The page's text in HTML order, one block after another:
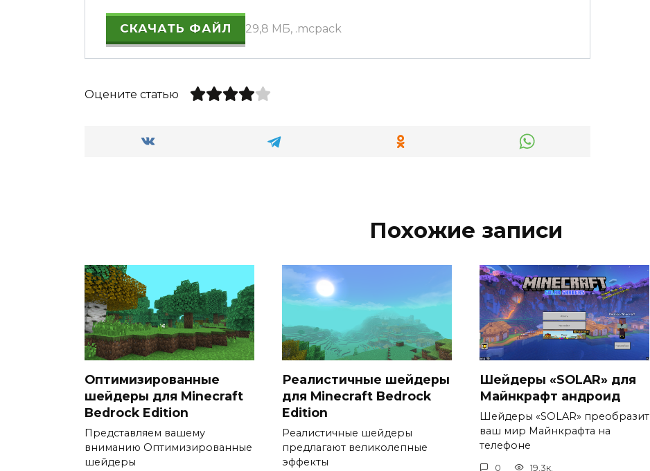
СКАЧАТЬ ФАЙЛ 29,8 МБ, .mcpack
Оцените статью
Похожие записи
Оптимизированные
шейдеры для Minecraft
Bedrock Edition
Представляем вашему
вниманию Оптимизированные
шейдеры
Реалистичные шейдеры
для Minecraft Bedrock
Edition
Реалистичные шейдеры
предлагают великолепные
эффекты
Шейдеры «SOLAR» для
Майнкрафт андроид
Шейдеры «SOLAR» преобразит
ваш мир Майнкрафта на
телефоне
0 19.3к.